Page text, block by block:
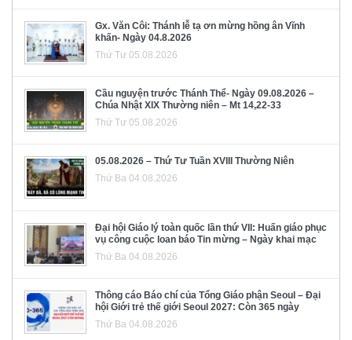
Gx. Văn Côi: Thánh lễ tạ ơn mừng hồng ân Vĩnh
khấn- Ngày 04.8.2026
Thứ Tư 05.08.2026
Cầu nguyện trước Thánh Thể- Ngày 09.08.2026 –
Chúa Nhật XIX Thường niên – Mt 14,22-33
Thứ Tư 05.08.2026
05.08.2026 – Thứ Tư Tuần XVIII Thường Niên
Thứ Ba 04.08.2026
Đại hội Giáo lý toàn quốc lần thứ VII: Huấn giáo phục
vụ công cuộc loan báo Tin mừng – Ngày khai mạc
Thứ Ba 04.08.2026
Thông cáo Báo chí của Tổng Giáo phận Seoul – Đại
hội Giới trẻ thế giới Seoul 2027: Còn 365 ngày
Thứ Ba 04.08.2026